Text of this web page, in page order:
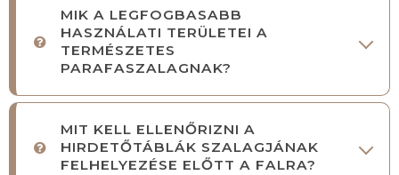
MIK A LEGFOGBASABB
HASZNÁLATI TERÜLETEI A
TERMÉSZETES
PARAFASZALAGNAK?
MIT KELL ELLENŐRIZNI A
HIRDETŐTÁBLÁK SZALAGJÁNAK
FELHELYEZÉSE ELŐTT A FALRA?